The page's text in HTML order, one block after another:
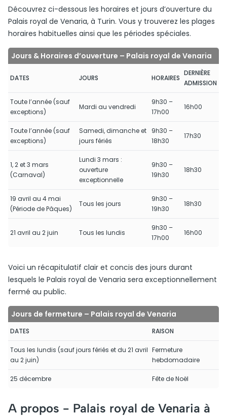
Découvrez ci-dessous les horaires et jours d’ouverture du
Palais royal de Venaria, à Turin. Vous y trouverez les plages
horaires habituelles ainsi que les périodes spéciales.
Jours & Horaires d’ouverture – Palais royal de Venaria
DATES JOURS HORAIRES
DERNIÈRE
ADMISSION
Toute l’année (sauf
exceptions)
Mardi au vendredi
9h30 –
17h00
16h00
Toute l’année (sauf
exceptions)
Samedi, dimanche et
jours fériés
9h30 –
18h30
17h30
1, 2 et 3 mars
(Carnaval)
Lundi 3 mars :
ouverture
exceptionnelle
9h30 –
19h30
18h30
19 avril au 4 mai
(Période de Pâques)
Tous les jours
9h30 –
19h30
18h30
21 avril au 2 juin Tous les lundis
9h30 –
17h00
16h00
Voici un récapitulatif clair et concis des jours durant
lesquels le Palais royal de Venaria sera exceptionnellement
fermé au public.
Jours de fermeture – Palais royal de Venaria
DATES RAISON
Tous les lundis (sauf jours fériés et du 21 avril
au 2 juin)
Fermeture
hebdomadaire
25 décembre Fête de Noël
A propos - Palais royal de Venaria à